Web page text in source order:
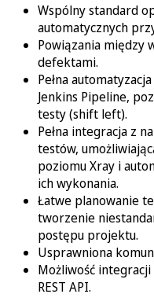
Wspólny standard
automatycznych
Powiązania między
defektami.
Pełna
Jenkins Pipeline,
testy (shift left).
Pełna integracja z
testów,
poziomu Xray i
ich wykonania.
Łatwe planowanie
tworzenie
postępu projektu.
Usprawniona
Możliwość
REST API.